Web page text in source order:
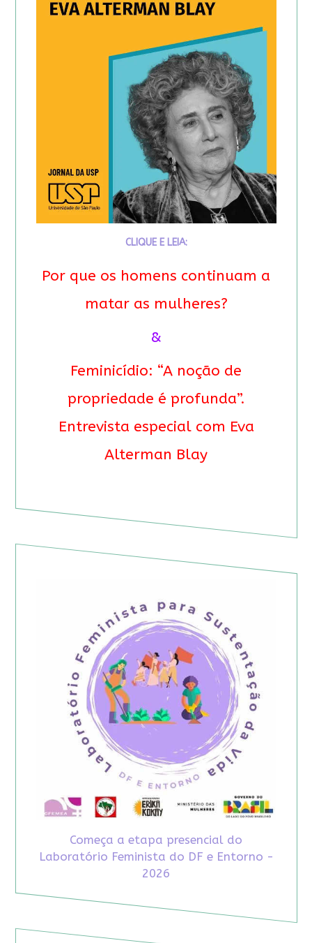
CLIQUE E LEIA:
Por que os homens continuam a
matar as mulheres?
&
Feminicídio: “A noção de
propriedade é profunda”.
Entrevista especial com Eva
Alterman Blay
Começa a etapa presencial do
Laboratório Feminista do DF e Entorno -
2026